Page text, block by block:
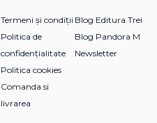
Termeni și condiții
Politica de
confidențialitate
Politica cookies
Comanda si
livrarea
Blog Editura Trei
Blog Pandora M
Newsletter